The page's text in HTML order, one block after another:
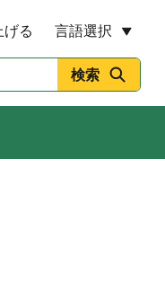
言語選択